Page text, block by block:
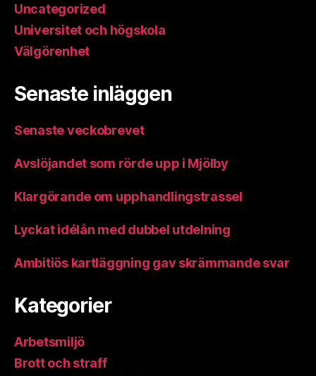
Uncategorized
Universitet och högskola
Välgörenhet
Senaste inläggen
Senaste veckobrevet
Avslöjandet som rörde upp i Mjölby
Klargörande om upphandlingstrassel
Lyckat idélån med dubbel utdelning
Ambitiös kartläggning gav skrämmande svar
Kategorier
Arbetsmiljö
Brott och straff